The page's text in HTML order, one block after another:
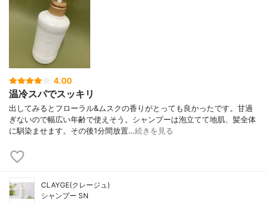
4.00
温冷スパでスッキリ
出してみるとフローラル&ムスクの香りがとっても良かったです。甘過
ぎないので幅広い年齢で使えそう。シャンプーは泡立てて地肌、髪全体
に馴染ませます。その後1分間放置…続きを見る
CLAYGE(クレージュ)
シャンプー SN